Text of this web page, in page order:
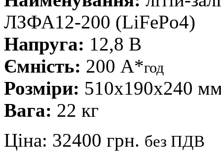
ЛЗФА12-200 (LiFePo4)
Напруга: 12,8 В
Ємність: 200 А*год
Розміри: 510x190x240
Вага: 22 кг
Ціна: 32400 грн. без ПДВ